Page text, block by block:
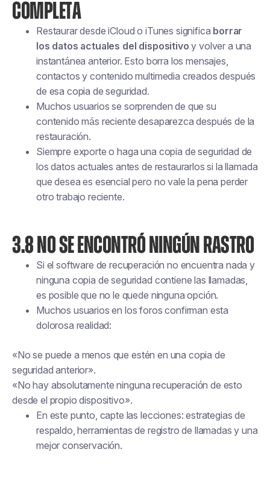
COMPLETA
Restaurar desde iCloud o iTunes significa borrar
los datos actuales del dispositivo y volver a una
instantánea anterior. Esto borra los mensajes,
contactos y contenido multimedia creados después
de esa copia de seguridad.
Muchos usuarios se sorprenden de que su
contenido más reciente desaparezca después de la
restauración.
Siempre exporte o haga una copia de seguridad de
los datos actuales antes de restaurarlos si la llamada
que desea es esencial pero no vale la pena perder
otro trabajo reciente.
3.8 NO SE ENCONTRÓ NINGÚN RASTRO
Si el software de recuperación no encuentra nada y
ninguna copia de seguridad contiene las llamadas,
es posible que no le quede ninguna opción.
Muchos usuarios en los foros confirman esta
dolorosa realidad:
«No se puede a menos que estén en una copia de
seguridad anterior».
«No hay absolutamente ninguna recuperación de esto
desde el propio dispositivo».
En este punto, capte las lecciones: estrategias de
respaldo, herramientas de registro de llamadas y una
mejor conservación.